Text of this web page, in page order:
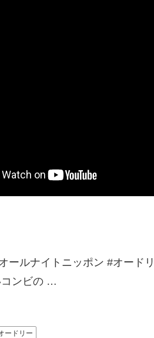
ールナイトニッポン #オード
コンビの …
ードリー